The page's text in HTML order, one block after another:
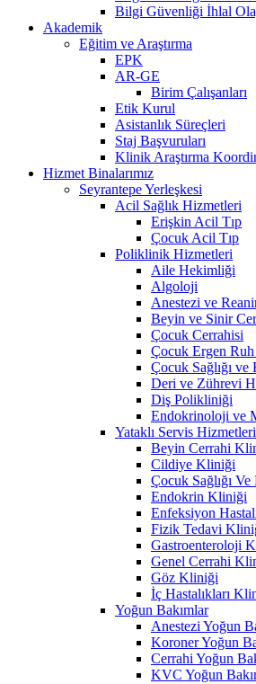
Bilgi Güvenliği İhlal
Akademik
Eğitim ve Araştırma
EPK
AR-GE
Birim Çalışanları
Etik Kurul
Asistanlık Süreçleri
Staj Başvuruları
Klinik Araştırma
Hizmet Binalarımız
Seyrantepe Yerleşkesi
Acil Sağlık Hizmetleri
Erişkin Acil Tıp
Çocuk Acil Tıp
Poliklinik Hizmetleri
Aile Hekimliği
Algoloji
Anestezi ve
Beyin ve Sinir
Çocuk Cerrahisi
Çocuk Ergen Ruh
Çocuk Sağlığı ve
Deri ve Zührevi
Diş Polikliniği
Endokrinoloji ve
Yataklı Servis Hizmetleri
Beyin Cerrahi
Cildiye Kliniği
Çocuk Sağlığı
Endokrin Kliniği
Enfeksiyon
Fizik Tedavi
Gastroenteroloji
Genel Cerrahi
Göz Kliniği
İç Hastalıkları
Yoğun Bakımlar
Anestezi Yoğun
Koroner Yoğun
Cerrahi Yoğun
KVC Yoğun